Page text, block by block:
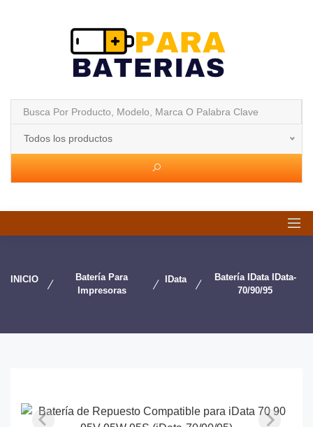
Todos los productos
INICIO
Batería Para
Impresoras
IData
Batería IData IData-
70/90/95